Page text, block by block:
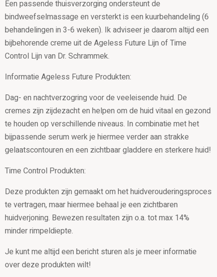
Een passende thuisverzorging ondersteunt de
bindweefselmassage en versterkt is een kuurbehandeling (6
behandelingen in 3-6 weken). Ik adviseer je daarom altijd een
bijbehorende creme uit de Ageless Future Lijn of Time
Control Lijn van Dr. Schrammek.
Informatie Ageless Future Produkten:
Dag- en nachtverzogring voor de veeleisende huid. De
cremes zijn zijdezacht en helpen om de huid vitaal en gezond
te houden op verschillende niveaus. In combinatie met het
bijpassende serum werk je hiermee verder aan strakke
gelaatscontouren en een zichtbaar gladdere en sterkere huid!
Time Control Produkten:
Deze produkten zijn gemaakt om het huidverouderingsproces
te vertragen, maar hiermee behaal je een zichtbaren
huidverjoning. Bewezen resultaten zijn o.a. tot max 14%
minder rimpeldiepte.
Je kunt me altijd een bericht sturen als je meer informatie
over deze produkten wilt!